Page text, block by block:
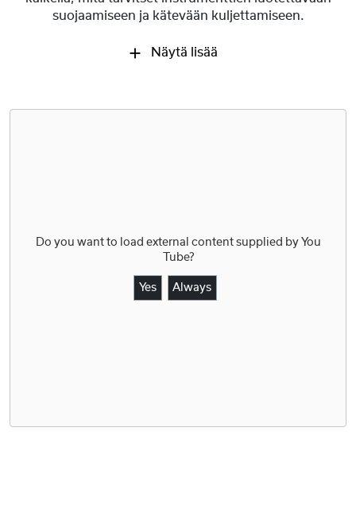
suojaamiseen ja kätevään kuljettamiseen.
Näytä lisää
Do you want to load external content supplied by You
Tube?
Yes Always